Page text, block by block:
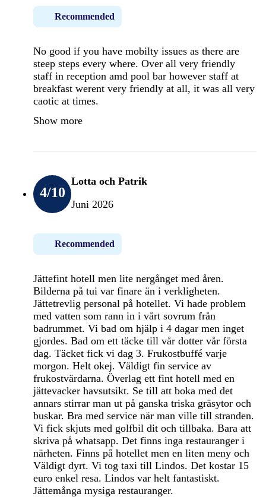
Recommended
No good if you have mobilty issues as there are
steep steps every where. Over all very friendly
staff in reception amd pool bar however staff at
breakfast werent very friendly at all, it was all very
caotic at times.
Show more
4/10
Lotta och Patrik
Juni 2026
Recommended
Jättefint hotell men lite nergånget med åren.
Bilderna på tui var finare än i verkligheten.
Jättetrevlig personal på hotellet. Vi hade problem
med vatten som rann in i vårt sovrum från
badrummet. Vi bad om hjälp i 4 dagar men inget
gjordes. Bad om ett täcke till vår dotter vår första
dag. Täcket fick vi dag 3. Frukostbuffé varje
morgon. Helt okej. Väldigt fin service av
frukostvärdarna. Överlag ett fint hotell med en
jättevacker havsutsikt. Se till att boka med det
annars stirrar man ut på ganska triska gräsytor och
buskar. Bra med service när man ville till stranden.
Vi fick skjuts med golfbil dit och tillbaka. Bara att
skriva på whatsapp. Det finns inga restauranger i
närheten. Finns på hotellet men en liten meny och
Väldigt dyrt. Vi tog taxi till Lindos. Det kostar 15
euro enkel resa. Lindos var helt fantastiskt.
Jättemånga mysiga restauranger.